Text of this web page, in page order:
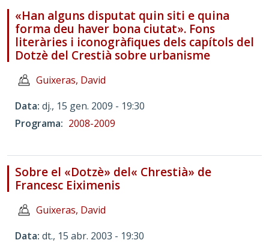
«Han alguns disputat quin siti e quina
forma deu haver bona ciutat». Fons
literàries i iconogràfiques dels capítols del
Dotzè del Crestià sobre urbanisme
Guixeras, David
Data dj., 15 gen. 2009 - 19:30
Programa
2008-2009
Sobre el «Dotzè» del« Chrestià» de
Francesc Eiximenis
Guixeras, David
Data dt., 15 abr. 2003 - 19:30